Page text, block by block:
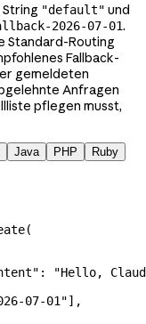
"default" und
2026-07-01.
Standard-Routing
Fallback-
gemeldeten
Anfragen
pflegen musst,
Java PHP Ruby
:
"Hello,
07-01"],